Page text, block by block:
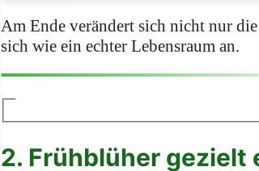
Am Ende verändert sich nicht nur
sich wie ein echter Lebensraum an.
2. Frühblüher